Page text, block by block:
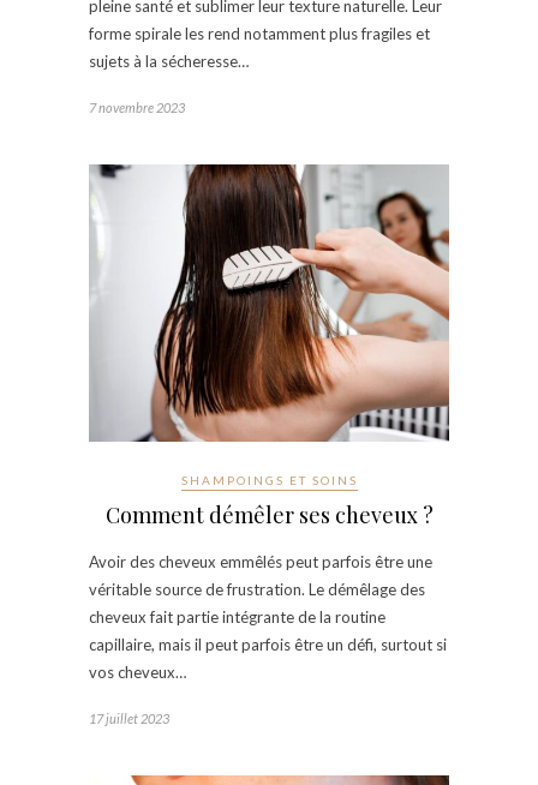
pleine santé et sublimer leur texture naturelle. Leur
forme spirale les rend notamment plus fragiles et
sujets à la sécheresse…
7 novembre 2023
SHAMPOINGS ET SOINS
Comment démêler ses cheveux ?
Avoir des cheveux emmêlés peut parfois être une
véritable source de frustration. Le démêlage des
cheveux fait partie intégrante de la routine
capillaire, mais il peut parfois être un défi, surtout si
vos cheveux…
17 juillet 2023